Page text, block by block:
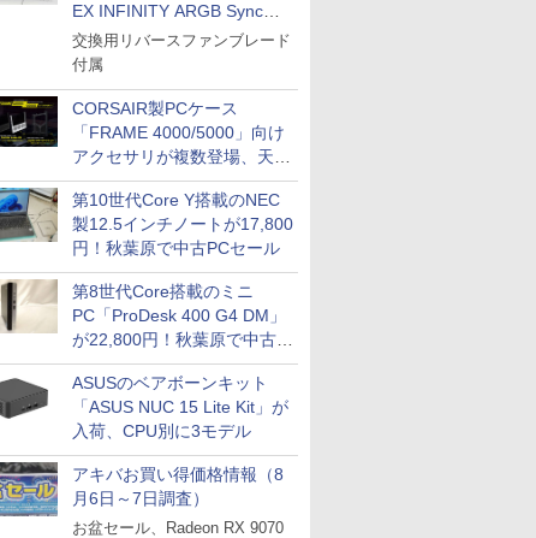
EX INFINITY ARGB Sync」
に単品パッケージ
交換用リバースファンブレード
付属
CORSAIR製PCケース
「FRAME 4000/5000」向け
アクセサリが複数登場、天然
木製パネルや背面コネクタ対
応トレイなど
第10世代Core Y搭載のNEC
製12.5インチノートが17,800
円！秋葉原で中古PCセール
第8世代Core搭載のミニ
PC「ProDesk 400 G4 DM」
が22,800円！秋葉原で中古
PCセール
ASUSのベアボーンキット
「ASUS NUC 15 Lite Kit」が
入荷、CPU別に3モデル
アキバお買い得価格情報（8
月6日～7日調査）
お盆セール、Radeon RX 9070
PUBFUN
パブファンセルフ
TシャツPOD pTa.shop
カスタム写真集POD fabli
Impress Group Publication Informa
tion